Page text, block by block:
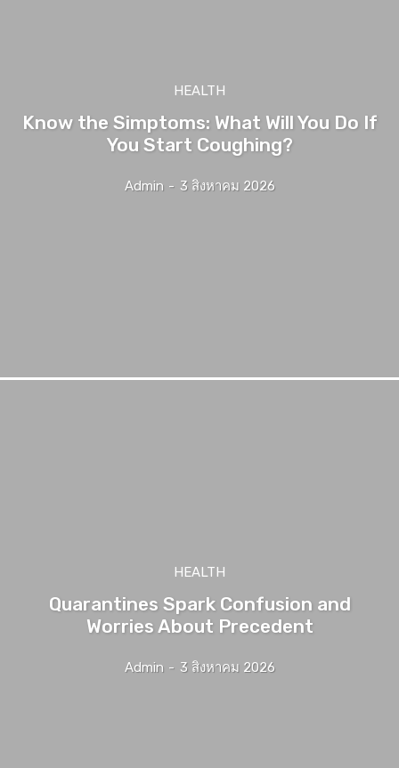
HEALTH
Know the Simptoms: What Will You Do If
You Start Coughing?
Admin - 3 สิงหาคม 2026
HEALTH
Quarantines Spark Confusion and
Worries About Precedent
Admin - 3 สิงหาคม 2026